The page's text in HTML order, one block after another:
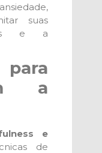
suas
e a
a
e
de